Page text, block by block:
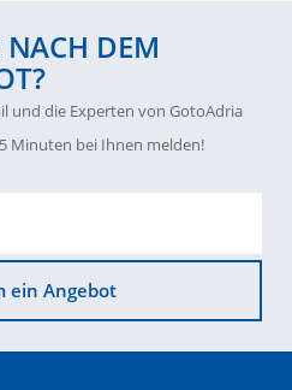
NACH DEM
und die Experten von GotoAdria
Minuten bei Ihnen melden!
ein Angebot